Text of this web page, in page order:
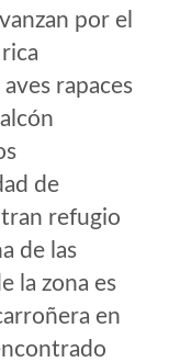
por el
rapaces
de
refugio
de las
la zona es
en